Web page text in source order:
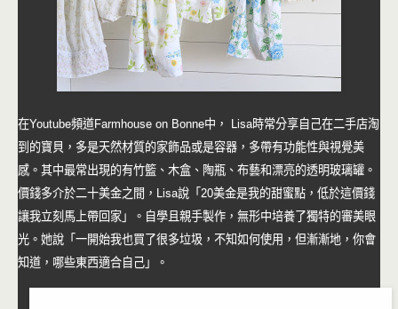
在Youtube頻道Farmhouse on Bonne中， Lisa時常分享自己在二手店淘
到的寶貝，多是天然材質的家飾品或是容器，多帶有功能性與視覺美
感。其中最常出現的有竹籃、木盒、陶瓶、布藝和漂亮的透明玻璃罐。
價錢多介於二十美金之間，Lisa說「20美金是我的甜蜜點，低於這價錢
讓我立刻馬上帶回家」。自學且親手製作，無形中培養了獨特的審美眼
光。她說「一開始我也買了很多垃圾，不知如何使用，但漸漸地，你會
知道，哪些東西適合自己」。